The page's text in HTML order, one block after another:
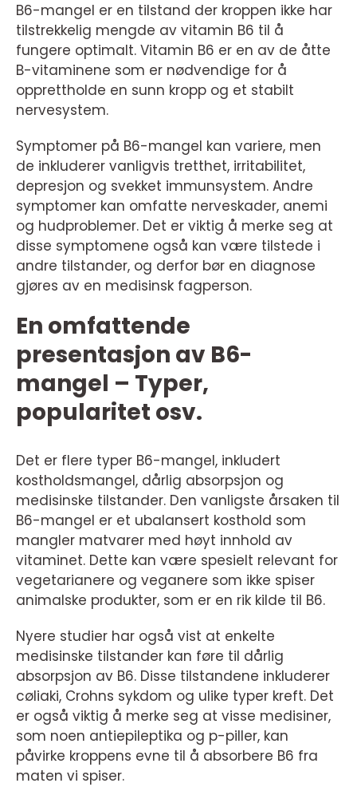
B6-mangel er en tilstand der kroppen ikke har
tilstrekkelig mengde av vitamin B6 til å
fungere optimalt. Vitamin B6 er en av de åtte
B-vitaminene som er nødvendige for å
opprettholde en sunn kropp og et stabilt
nervesystem.
Symptomer på B6-mangel kan variere, men
de inkluderer vanligvis tretthet, irritabilitet,
depresjon og svekket immunsystem. Andre
symptomer kan omfatte nerveskader, anemi
og hudproblemer. Det er viktig å merke seg at
disse symptomene også kan være tilstede i
andre tilstander, og derfor bør en diagnose
gjøres av en medisinsk fagperson.
En omfattende
presentasjon av B6-
mangel – Typer,
popularitet osv.
Det er flere typer B6-mangel, inkludert
kostholdsmangel, dårlig absorpsjon og
medisinske tilstander. Den vanligste årsaken til
B6-mangel er et ubalansert kosthold som
mangler matvarer med høyt innhold av
vitaminet. Dette kan være spesielt relevant for
vegetarianere og veganere som ikke spiser
animalske produkter, som er en rik kilde til B6.
Nyere studier har også vist at enkelte
medisinske tilstander kan føre til dårlig
absorpsjon av B6. Disse tilstandene inkluderer
cøliaki, Crohns sykdom og ulike typer kreft. Det
er også viktig å merke seg at visse medisiner,
som noen antiepileptika og p-piller, kan
påvirke kroppens evne til å absorbere B6 fra
maten vi spiser.